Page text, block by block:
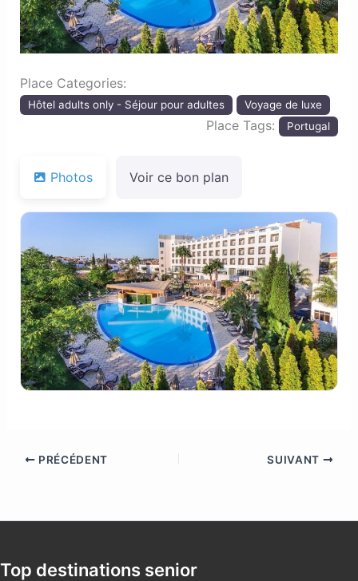
Place Categories:
Hôtel adults only - Séjour pour adultes Voyage de luxe
Place Tags: Portugal
Photos Voir ce bon plan
PRÉCÉDENT SUIVANT
Top destinations senior